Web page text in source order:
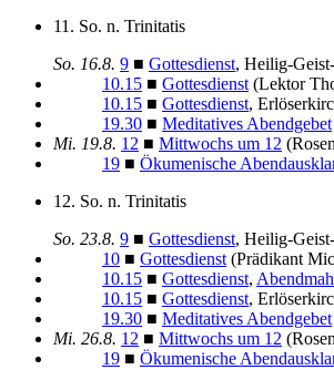
11. So. n. Trinitatis
So. 16.8. 9 ■ Gottesdienst, Heilig-
10.15 ■ Gottesdienst (Lektor
10.15 ■ Gottesdienst,
19.30 ■ Meditatives Abendgebet
Mi. 19.8. 12 ■ Mittwochs um 12
19 ■ Ökumenische
12. So. n. Trinitatis
So. 23.8. 9 ■ Gottesdienst, Heilig-
10 ■ Gottesdienst (Prädikant
10.15 ■ Gottesdienst,
10.15 ■ Gottesdienst,
19.30 ■ Meditatives Abendgebet
Mi. 26.8. 12 ■ Mittwochs um 12
19 ■ Ökumenische